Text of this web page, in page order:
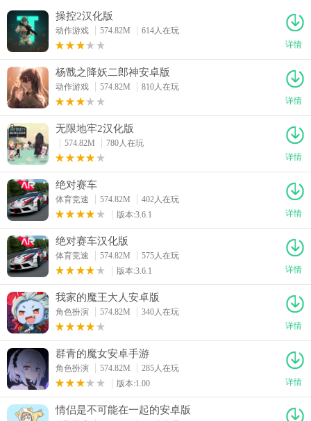
操控2汉化版
动作游戏 574.82M
614人在玩
详情
杨戬之降妖二郎神安卓版
动作游戏 574.82M
810人在玩
详情
无限地牢2汉化版
574.82M
780人在玩
详情
绝对赛车
体育竞速 574.82M
402人在玩
版本:3.6.1
详情
绝对赛车汉化版
体育竞速 574.82M
575人在玩
版本:3.6.1
详情
我家的魔王大人安卓版
角色扮演 574.82M
340人在玩
详情
群青的魔女安卓手游
角色扮演 574.82M
285人在玩
版本:1.00
详情
情侣是不可能在一起的安卓版